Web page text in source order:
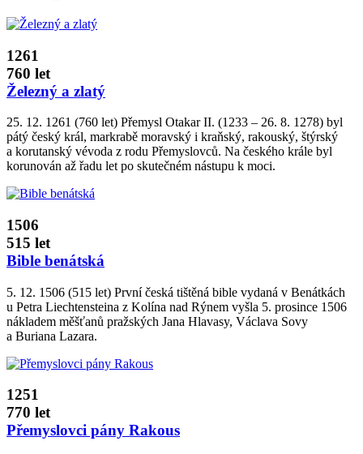
1261
760 let
Železný a zlatý
25. 12. 1261 (760 let) Přemysl Otakar II. (1233 – 26. 8. 1278) byl
pátý český král, markrabě moravský i kraňský, rakouský, štýrský
a korutanský vévoda z rodu Přemyslovců. Na českého krále byl
korunován až řadu let po skutečném nástupu k moci.
1506
515 let
Bible benátská
5. 12. 1506 (515 let) První česká tištěná bible vydaná v Benátkách
u Petra Liechtensteina z Kolína nad Rýnem vyšla 5. prosince 1506
nákladem měšťanů pražských Jana Hlavasy, Václava Sovy
a Buriana Lazara.
1251
770 let
Přemyslovci pány Rakous